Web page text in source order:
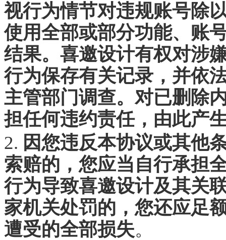
视行为情节对违规账号除
使用全部或部分功能、账
结果。喜邀设计有权对涉
行为保存有关记录，并依
主管部门调查。对已删除
担任何违约责任，由此产
2. 因您违反本协议或其他
索赔的，您应当自行承担
行为导致喜邀设计及其关
家机关处罚的，您还应足
遭受的全部损失。